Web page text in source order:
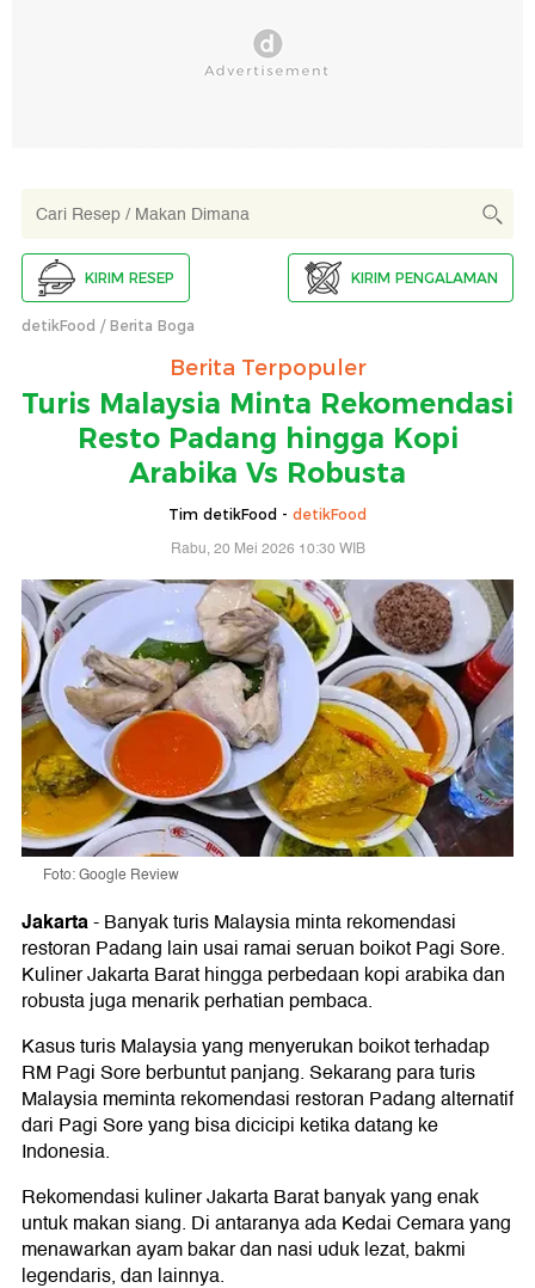
KIRIM RESEP KIRIM PENGALAMAN
detikFood Berita Boga
Berita Terpopuler
Turis Malaysia Minta Rekomendasi
Resto Padang hingga Kopi
Arabika Vs Robusta
Tim detikFood - detikFood
Rabu, 20 Mei 2026 10:30 WIB
Foto: Google Review
Jakarta-Banyak turis Malaysia minta rekomendasi
restoran Padang lain usai ramai seruan boikot Pagi Sore.
Kuliner Jakarta Barat hingga perbedaan kopi arabika dan
robusta juga menarik perhatian pembaca.
Kasus turis Malaysia yang menyerukan boikot terhadap
RM Pagi Sore berbuntut panjang. Sekarang para turis
Malaysia meminta rekomendasi restoran Padang alternatif
dari Pagi Sore yang bisa dicicipi ketika datang ke
Indonesia.
Rekomendasi kuliner Jakarta Barat banyak yang enak
untuk makan siang. Di antaranya ada Kedai Cemara yang
menawarkan ayam bakar dan nasi uduk lezat, bakmi
legendaris, dan lainnya.